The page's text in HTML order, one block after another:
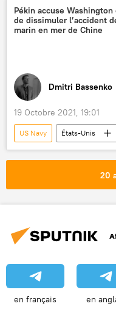
Pékin accuse Washington
de dissimuler l’accident
marin en mer de Chine
Dmitri Bassenko
19 Octobre 2021, 19:01
US Navy États-Unis
sous-marins
Mer
20
en français en